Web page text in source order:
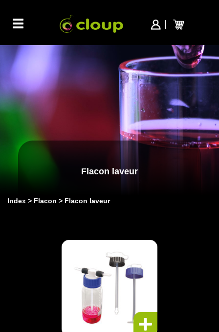
Toggle
navigation
Flacon laveur
Index Flacon Flacon laveur